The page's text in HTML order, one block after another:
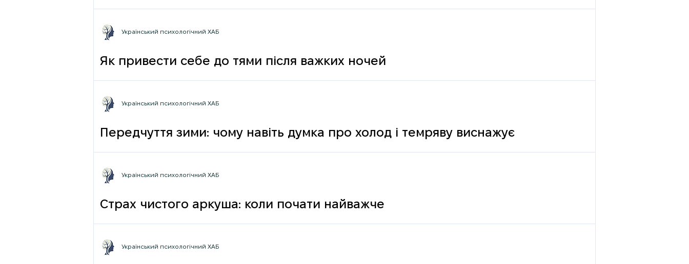
фрази
Як привести себе до тями після важких ночей
Український психологічний ХАБ
Передчуття зими: чому навіть думка про холод і темряву виснажує
Український психологічний ХАБ
Страх чистого аркуша: коли почати найважче
Український психологічний ХАБ
Український психологічний ХАБ